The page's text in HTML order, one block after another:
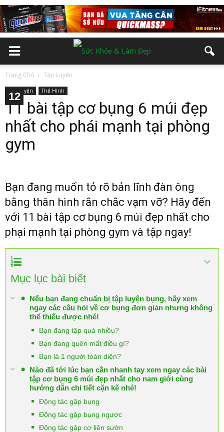
Trang Chủ Tập Luyện
Tập Luyện Thể Hình
11 bài tập cơ bụng 6 múi đẹp
nhất cho phái mạnh tại phòng
gym
Bạn đang muốn tỏ rõ bản lĩnh đàn ông
bằng thân hình rắn chắc vạm vỡ? Hãy đến
với 11 bài tập cơ bụng 6 múi đẹp nhất cho
phại mạnh tại phòng gym và tập ngay!
Mục lục bài biết
Nếu bạn đang chuẩn bị tập luyện bụng, hãy xem
ngay các câu hỏi về cơ bụng đơn giản nhưng không
thể thiếu được nhé!
Bạn đang tập quá nhiều?
Bạn đang quên mất điều gì?
Bạn là 1 người toàn diện?
Nào đã tới lúc bạn cần nhanh tay xem ngay các bài
tập cơ bụng 6 múi đẹp nhất cho nam giới cùng
hướng dẫn chi tiết cặn kẽ nhé!
Động tác gập bụng
Động tác gập bụng ngược
Động tác gập cơ liên sườn
2
3
4
5
6
7
8
9
10
11
12